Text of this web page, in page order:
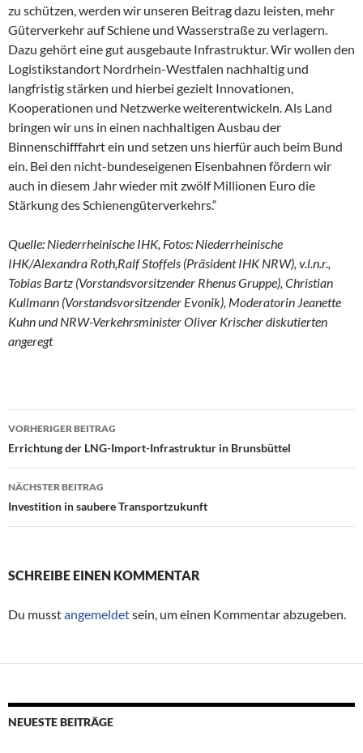
zu schützen, werden wir unseren Beitrag dazu leisten, mehr
Güterverkehr auf Schiene und Wasserstraße zu verlagern.
Dazu gehört eine gut ausgebaute Infrastruktur. Wir wollen den
Logistikstandort Nordrhein-Westfalen nachhaltig und
langfristig stärken und hierbei gezielt Innovationen,
Kooperationen und Netzwerke weiterentwickeln. Als Land
bringen wir uns in einen nachhaltigen Ausbau der
Binnenschifffahrt ein und setzen uns hierfür auch beim Bund
ein. Bei den nicht-bundeseigenen Eisenbahnen fördern wir
auch in diesem Jahr wieder mit zwölf Millionen Euro die
Stärkung des Schienengüterverkehrs.“
Quelle: Niederrheinische IHK, Fotos: Niederrheinische
IHK/Alexandra Roth,Ralf Stoffels (Präsident IHK NRW), v.l.n.r.,
Tobias Bartz (Vorstandsvorsitzender Rhenus Gruppe), Christian
Kullmann (Vorstandsvorsitzender Evonik), Moderatorin Jeanette
Kuhn und NRW-Verkehrsminister Oliver Krischer diskutierten
angeregt
Beitragsnavigation
VORHERIGER BEITRAG
Errichtung der LNG-Import-Infrastruktur in Brunsbüttel
NÄCHSTER BEITRAG
Investition in saubere Transportzukunft
SCHREIBE EINEN KOMMENTAR
Du musstangemeldetsein, um einen Kommentar abzugeben.
NEUESTE BEITRÄGE